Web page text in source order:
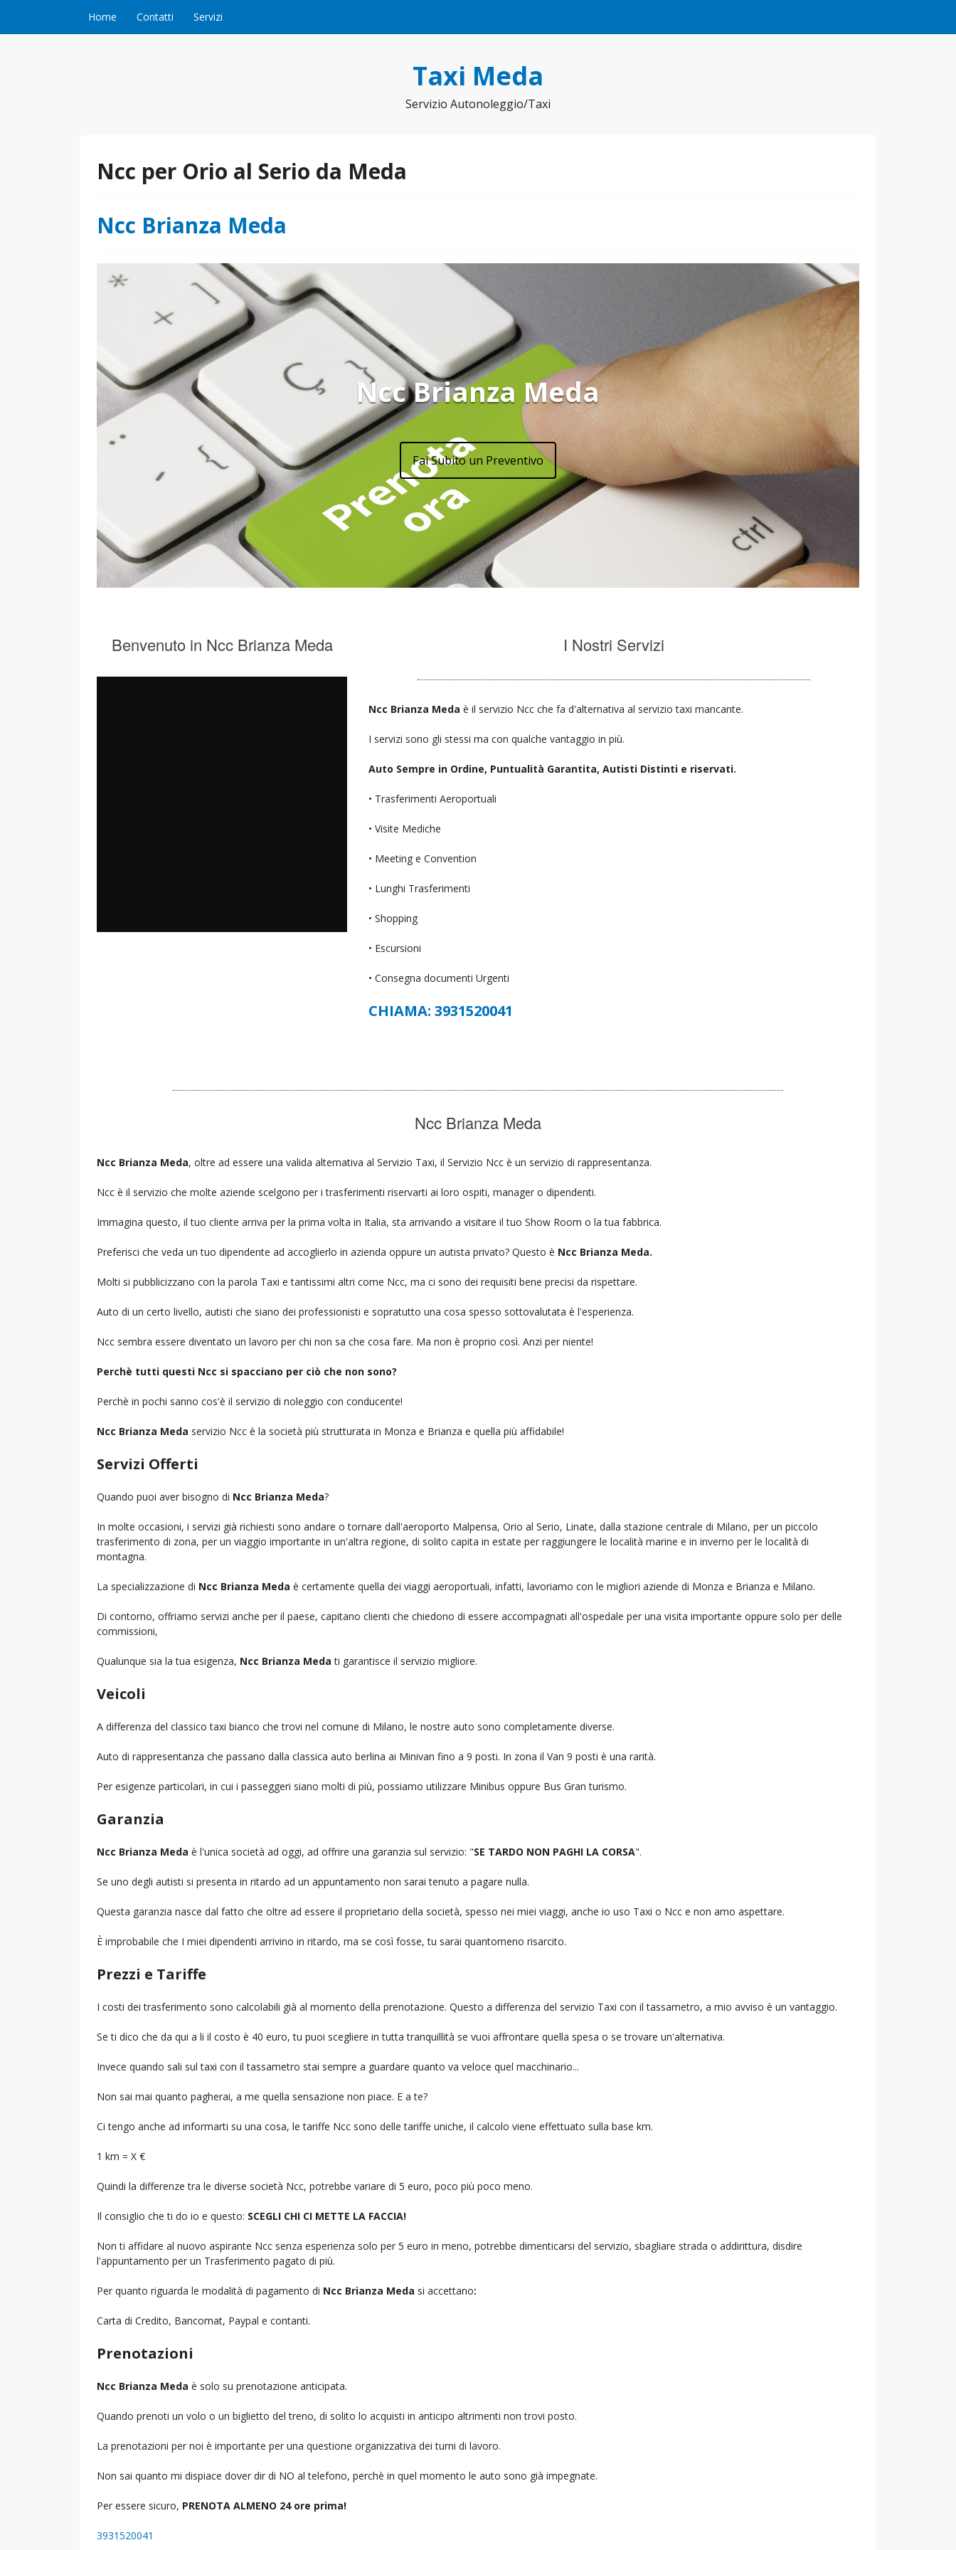
Home Contatti Servizi
Taxi Meda
Servizio Autonoleggio/Taxi
Ncc per Orio al Serio da Meda
Ncc Brianza Meda
Ncc Brianza Meda
Fai Subito un Preventivo
Benvenuto in Ncc Brianza Meda I Nostri Servizi
Ncc Brianza Medaè il servizio Ncc che fa d'alternativa al servizio taxi mancante.
I servizi sono gli stessi ma con qualche vantaggio in più.
Auto Sempre in Ordine, Puntualità Garantita, Autisti Distinti e riservati.
• Trasferimenti Aeroportuali
• Visite Mediche
• Meeting e Convention
• Lunghi Trasferimenti
• Shopping
• Escursioni
• Consegna documenti Urgenti
CHIAMA: 3931520041
Ncc Brianza Meda
Ncc Brianza Meda, oltre ad essere una valida alternativa al Servizio Taxi, il Servizio Ncc è un servizio di rappresentanza.
Ncc è il servizio che molte aziende scelgono per i trasferimenti riservarti ai loro ospiti, manager o dipendenti.
Immagina questo, il tuo cliente arriva per la prima volta in Italia, sta arrivando a visitare il tuo Show Room o la tua fabbrica.
Preferisci che veda un tuo dipendente ad accoglierlo in azienda oppure un autista privato? Questo è Ncc Brianza Meda.
Molti si pubblicizzano con la parola Taxi e tantissimi altri come Ncc, ma ci sono dei requisiti bene precisi da rispettare.
Auto di un certo livello, autisti che siano dei professionisti e sopratutto una cosa spesso sottovalutata è l'esperienza.
Ncc sembra essere diventato un lavoro per chi non sa che cosa fare. Ma non è proprio così. Anzi per niente!
Perchè tutti questi Ncc si spacciano per ciò che non sono?
Perchè in pochi sanno cos'è il servizio di noleggio con conducente!
Ncc Brianza Meda servizio Ncc è la società più strutturata in Monza e Brianza e quella più affidabile!
Servizi Offerti
Quando puoi aver bisogno di Ncc Brianza Meda?
In molte occasioni, i servizi già richiesti sono andare o tornare dall'aeroporto Malpensa, Orio al Serio, Linate, dalla stazione centrale di Milano, per un piccolo
trasferimento di zona, per un viaggio importante in un'altra regione, di solito capita in estate per raggiungere le località marine e in inverno per le località di
montagna.
La specializzazione di Ncc Brianza Meda è certamente quella dei viaggi aeroportuali, infatti, lavoriamo con le migliori aziende di Monza e Brianza e Milano.
Di contorno, offriamo servizi anche per il paese, capitano clienti che chiedono di essere accompagnati all'ospedale per una visita importante oppure solo per delle
commissioni,
Qualunque sia la tua esigenza, Ncc Brianza Meda ti garantisce il servizio migliore.
Veicoli
A differenza del classico taxi bianco che trovi nel comune di Milano, le nostre auto sono completamente diverse.
Auto di rappresentanza che passano dalla classica auto berlina ai Minivan fino a 9 posti. In zona il Van 9 posti è una rarità.
Per esigenze particolari, in cui i passeggeri siano molti di più, possiamo utilizzare Minibus oppure Bus Gran turismo.
Garanzia
Ncc Brianza Meda è l'unica società ad oggi, ad offrire una garanzia sul servizio: "SE TARDO NON PAGHI LA CORSA".
Se uno degli autisti si presenta in ritardo ad un appuntamento non sarai tenuto a pagare nulla.
Questa garanzia nasce dal fatto che oltre ad essere il proprietario della società, spesso nei miei viaggi, anche io uso Taxi o Ncc e non amo aspettare.
È improbabile che I miei dipendenti arrivino in ritardo, ma se così fosse, tu sarai quantomeno risarcito.
Prezzi e Tariffe
I costi dei trasferimento sono calcolabili già al momento della prenotazione. Questo a differenza del servizio Taxi con il tassametro, a mio avviso è un vantaggio.
Se ti dico che da qui a li il costo è 40 euro, tu puoi scegliere in tutta tranquillità se vuoi affrontare quella spesa o se trovare un'alternativa.
Invece quando sali sul taxi con il tassametro stai sempre a guardare quanto va veloce quel macchinario...
Non sai mai quanto pagherai, a me quella sensazione non piace. E a te?
Ci tengo anche ad informarti su una cosa, le tariffe Ncc sono delle tariffe uniche, il calcolo viene effettuato sulla base km.
1 km = X €
Quindi la differenze tra le diverse società Ncc, potrebbe variare di 5 euro, poco più poco meno.
Il consiglio che ti do io e questo: SCEGLI CHI CI METTE LA FACCIA!
Non ti affidare al nuovo aspirante Ncc senza esperienza solo per 5 euro in meno, potrebbe dimenticarsi del servizio, sbagliare strada o addirittura, disdire
l'appuntamento per un Trasferimento pagato di più.
Per quanto riguarda le modalità di pagamento di Ncc Brianza Meda si accettano:
Carta di Credito, Bancomat, Paypal e contanti.
Prenotazioni
Ncc Brianza Meda è solo su prenotazione anticipata.
Quando prenoti un volo o un biglietto del treno, di solito lo acquisti in anticipo altrimenti non trovi posto.
La prenotazioni per noi è importante per una questione organizzativa dei turni di lavoro.
Non sai quanto mi dispiace dover dir di NO al telefono, perchè in quel momento le auto sono già impegnate.
Per essere sicuro, PRENOTA ALMENO 24 ore prima!
3931520041